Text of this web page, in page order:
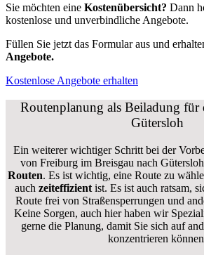
Sie möchten eine Kostenübersicht? Dann
kostenlose und unverbindliche Angebote.
Füllen Sie jetzt das Formular aus und
Angebote.
Kostenlose Angebote erhalten
Routenplanung als Beiladung für
Gütersloh
Ein weiterer wichtiger Schritt bei der
von Freiburg im Breisgau nach
Routen. Es ist wichtig, eine Route zu
auch zeiteffizientist. Es ist auch ratsam,
Route frei von Straßensperrungen und
Keine Sorgen, auch hier haben wir
gerne die Planung, damit Sie sich auf
konzentrieren